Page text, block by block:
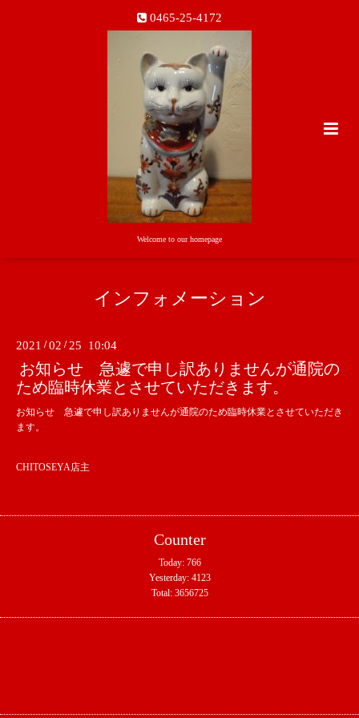
0465-25-4172
Welcome to our homepage
インフォメーション
2021 /02 / 25 10:04
お知らせ 急遽で申し訳ありませんが通院の
ため臨時休業とさせていただきます。
お知らせ 急遽で申し訳ありませんが通院のため臨時休業とさせていただき
ます。
CHITOSEYA店主
Counter
Today: 766
Yesterday: 4123
Total: 3656725